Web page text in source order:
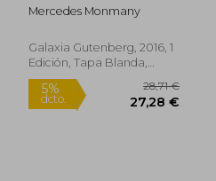
Mercedes Monmany
Galaxia Gutenberg, 2016, 1
Edición, Tapa Blanda,
Nuevo